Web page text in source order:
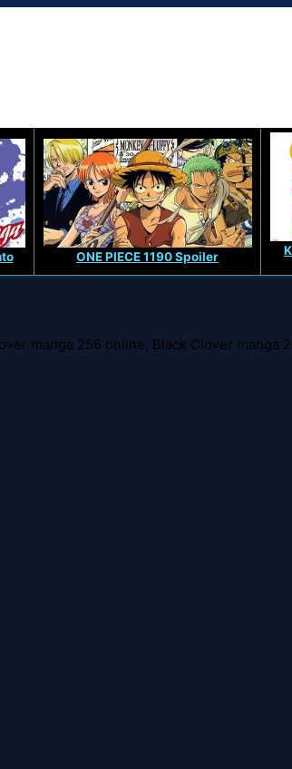
ONE PIECE 1190 Spoiler
manga 256 online, Black Clover